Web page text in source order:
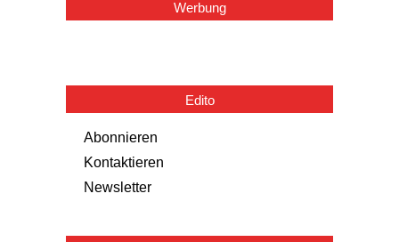
Werbung
Edito
Abonnieren
Kontaktieren
Newsletter